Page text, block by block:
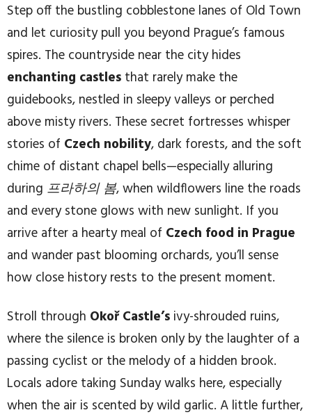
Step off the bustling cobblestone lanes of Old Town
and let curiosity pull you beyond Prague’s famous
spires. The countryside near the city hides
enchanting castles that rarely make the
guidebooks, nestled in sleepy valleys or perched
above misty rivers. These secret fortresses whisper
stories of Czech nobility, dark forests, and the soft
chime of distant chapel bells—especially alluring
during 프라하의 봄, when wildflowers line the roads
and every stone glows with new sunlight. If you
arrive after a hearty meal of Czech food in Prague
and wander past blooming orchards, you’ll sense
how close history rests to the present moment.
Stroll through Okoř Castle’s ivy-shrouded ruins,
where the silence is broken only by the laughter of a
passing cyclist or the melody of a hidden brook.
Locals adore taking Sunday walks here, especially
when the air is scented by wild garlic. A little further,